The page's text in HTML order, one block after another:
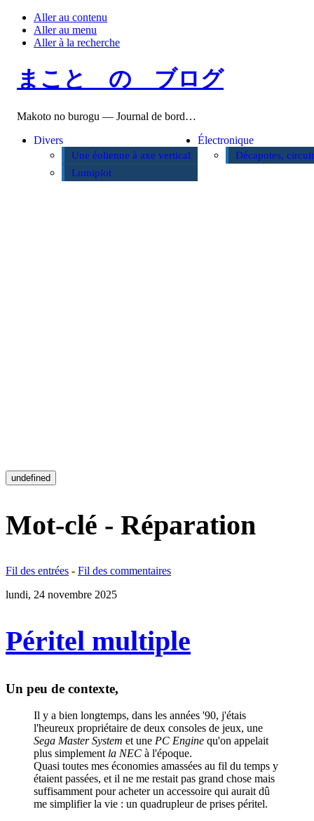
Aller au contenu
Aller au menu
Aller à la recherche
まこと の ブログ
Makoto no burogu — Journal de bord…
Divers
Une éolienne à axe vertical
Lumiplot
Électronique
Décapotes,
undefined
Mot-clé - Réparation
Fil des entrées - Fil des commentaires
lundi, 24 novembre 2025
Péritel multiple
Un peu de contexte,
Il y a bien longtemps, dans les années '90, j'étais
l'heureux propriétaire de deux consoles de jeux, une
Sega Master System et une PC Engine qu'on appelait
plus simplement la NEC à l'époque.
Quasi toutes mes économies amassées au fil du temps y
étaient passées, et il ne me restait pas grand chose mais
suffisamment pour acheter un accessoire qui aurait dû
me simplifier la vie : un quadrupleur de prises péritel.